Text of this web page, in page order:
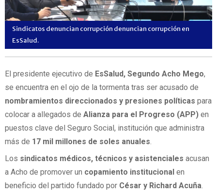
Sindicatos denuncian corrupción denuncian corrupción en
EsSalud.
El presidente ejecutivo de EsSalud, Segundo Acho Mego,
se encuentra en el ojo de la tormenta tras ser acusado de
nombramientos direccionados y presiones políticas para
colocar a allegados de Alianza para el Progreso (APP) en
puestos clave del Seguro Social, institución que administra
más de 17 mil millones de soles anuales.
Los sindicatos médicos, técnicos y asistenciales acusan
a Acho de promover un copamiento institucional en
beneficio del partido fundado por César y Richard Acuña.